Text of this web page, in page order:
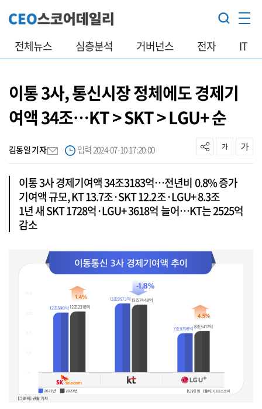
전체뉴스 심층분석 거버넌스 전자 IT
이통 3사, 통신시장 정체에도 경제기
여액 34조…KT > SKT > LGU+ 순
김동일 기자 입력 2024-07-10 17:20:00
이통 3사 경제기여액 34조3183억…전년비 0.8% 증가
기여액 규모, KT 13.7조·SKT 12.2조·LGU+ 8.3조
1년 새 SKT 1728억·LGU+ 3618억 늘어…KT는 2525억
감소